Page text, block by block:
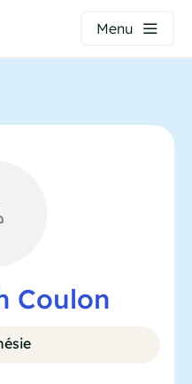
Menu
Coulon